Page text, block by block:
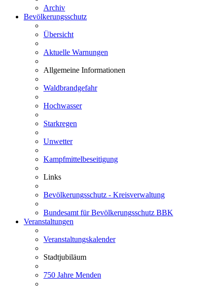
Archiv
Bevölkerungsschutz
Übersicht
Aktuelle Warnungen
Allgemeine Informationen
Waldbrandgefahr
Hochwasser
Starkregen
Unwetter
Kampfmittelbeseitigung
Links
Bevölkerungsschutz - Kreisverwaltung
Bundesamt für Bevölkerungsschutz BBK
Veranstaltungen
Veranstaltungskalender
Stadtjubiläum
750 Jahre Menden